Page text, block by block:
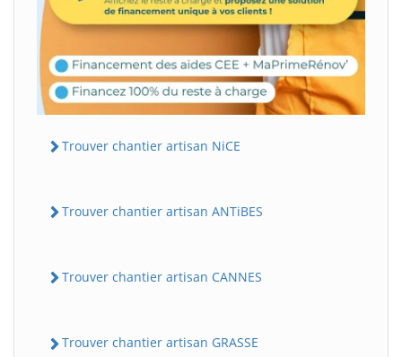
Trouver chantier artisan NiCE
Trouver chantier artisan ANTiBES
Trouver chantier artisan CANNES
Trouver chantier artisan GRASSE